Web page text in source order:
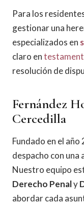
Para los
gestionar una
especializados en
claro en
resolución de
Fernández
Cercedilla
Fundado en el año
despacho con
Nuestro equipo
Derecho Penaly
abordar cada